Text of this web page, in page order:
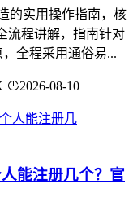
的实用操作指南，核
流程讲解，指南针对
全程采用通俗易...
2026-08-10
能注册几个？官